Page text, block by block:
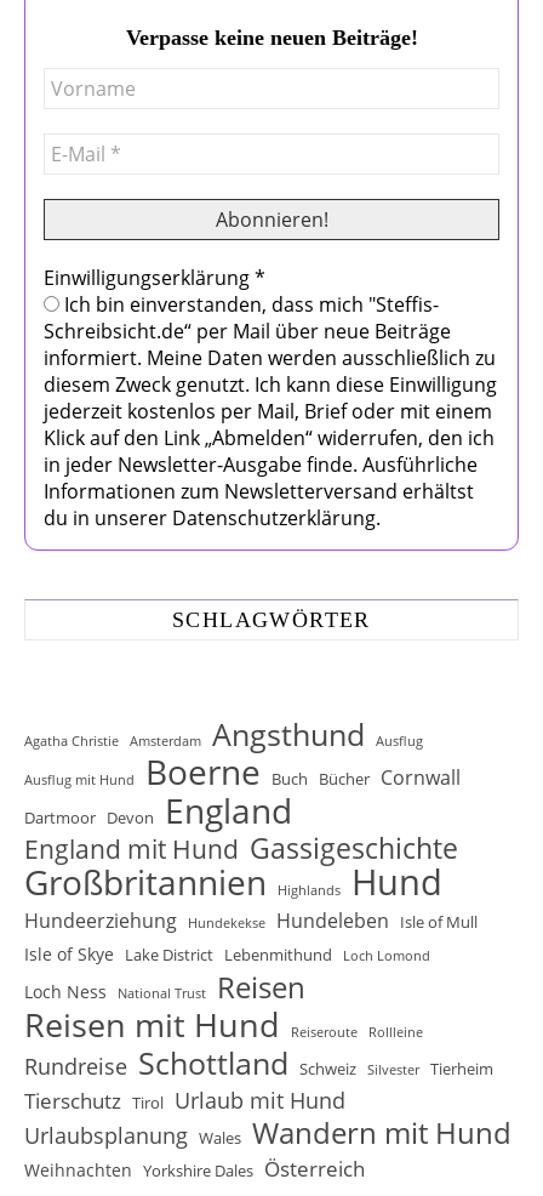
Verpasse keine neuen Beiträge!
Einwilligungserklärung*
Ich bin einverstanden, dass mich "Steffis-
Schreibsicht.de“ per Mail über neue Beiträge
informiert. Meine Daten werden ausschließlich zu
diesem Zweck genutzt. Ich kann diese Einwilligung
jederzeit kostenlos per Mail, Brief oder mit einem
Klick auf den Link „Abmelden“ widerrufen, den ich
in jeder Newsletter-Ausgabe finde. Ausführliche
Informationen zum Newsletterversand erhältst
du in unserer Datenschutzerklärung.
SCHLAGWÖRTER
Agatha Christie Amsterdam Angsthund Ausflug
Ausflug mit Hund Boerne Buch Bücher Cornwall
Dartmoor Devon England
England mit Hund Gassigeschichte
Großbritannien Highlands Hund
Hundeerziehung Hundekekse Hundeleben Isle of Mull
Isle of Skye Lake District Lebenmithund Loch Lomond
Loch Ness National Trust Reisen
Reisen mit Hund Reiseroute Rollleine
Rundreise Schottland Schweiz Silvester Tierheim
Tierschutz Tirol Urlaub mit Hund
Urlaubsplanung Wales Wandern mit Hund
Weihnachten Yorkshire Dales Österreich